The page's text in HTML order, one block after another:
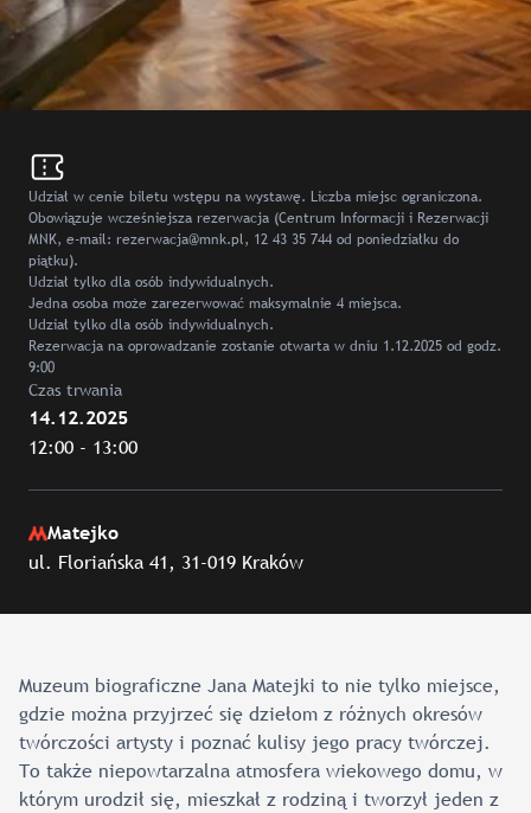
Muzeum biograficzne Jana Matejki to nie tylko miejsce,
gdzie można przyjrzeć się dziełom z różnych okresów
twórczości artysty i poznać kulisy jego pracy twórczej.
To także niepowtarzalna atmosfera wiekowego domu, w
którym urodził się, mieszkał z rodziną i tworzył jeden z
Udział w cenie biletu wstępu na wystawę. Liczba miejsc ograniczona.
Obowiązuje wcześniejsza rezerwacja (Centrum Informacji i Rezerwacji
MNK, e-mail: rezerwacja@mnk.pl, 12 43 35 744 od poniedziałku do
piątku).
Udział tylko dla osób indywidualnych.
Jedna osoba może zarezerwować maksymalnie 4 miejsca.
Udział tylko dla osób indywidualnych.
Rezerwacja na oprowadzanie zostanie otwarta w dniu 1.12.2025 od godz.
9:00
Czas trwania
14.12.2025
12:00 - 13:00
Matejko
ul. Floriańska 41, 31-019 Kraków